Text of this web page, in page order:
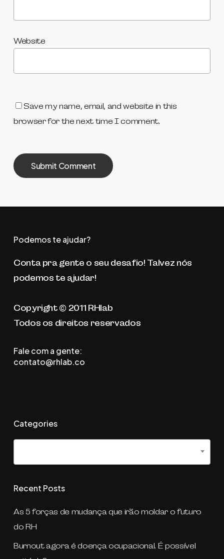
Website
Save my name, email, and website in this
browser for the next time I comment.
Podemos te ajudar?
Conta pra gente o seu desafio! Talvez nós
podemos te ajudar!
Copyright © 2011 RHlab
Todos os direitos reservados
Fale com a gente:
contato@rhlab.co
Categories
Recent Posts
As 5 forças de mudança que irão moldar o futuro
do RH
Burnout agora é doença ocupacional. É possível